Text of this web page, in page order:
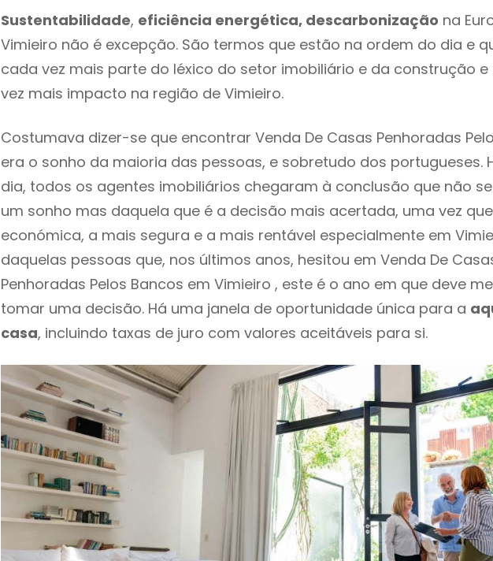
Sustentabilidade, eficiência energética, descarbonização na
Vimieiro não é excepção. São termos que estão na ordem do dia e
cada vez mais parte do léxico do setor imobiliário e da construção
vez mais impacto na região de Vimieiro.
Costumava dizer-se que encontrar Venda De Casas Penhoradas
era o sonho da maioria das pessoas, e sobretudo dos portugueses.
dia, todos os agentes imobiliários chegaram à conclusão que não
um sonho mas daquela que é a decisão mais acertada, uma vez
económica, a mais segura e a mais rentável especialmente em
daquelas pessoas que, nos últimos anos, hesitou em Venda De
Penhoradas Pelos Bancos em Vimieiro , este é o ano em que deve
tomar uma decisão. Há uma janela de oportunidade única para a
casa, incluindo taxas de juro com valores aceitáveis para si.